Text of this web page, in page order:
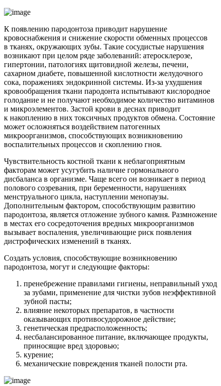
К появлению пародонтоза приводит нарушение
кровоснабжения и снижение скорости обменных процессов
в тканях, окружающих зубы. Такие сосудистые нарушения
возникают при целом ряде заболеваний: атеросклерозе,
гипертонии, патологиях щитовидной железы, печени,
сахарном диабете, повышенной кислотности желудочного
сока, поражениях эндокринной системы. Из-за ухудшения
кровообращения ткани пародонта испытывают кислородное
голодание и не получают необходимое количество витаминов
и микроэлементов. Застой крови в деснах приводит
к накоплению в них токсичных продуктов обмена. Состояние
может осложняться воздействием патогенных
микроорганизмов, способствующих возникновению
воспалительных процессов и скоплению гноя.
Чувствительность костной ткани к неблагоприятным
факторам может усугубить наличие гормонального
дисбаланса в организме. Чаще всего он возникает в период
полового созревания, при беременности, нарушениях
менструального цикла, наступлении менопаузы.
Дополнительным фактором, способствующим развитию
пародонтоза, является отложение зубного камня. Размножение
в местах его сосредоточения вредных микроорганизмов
вызывает воспаления, увеличивающие риск появления
дистрофических изменений в тканях.
Создать условия, способствующие возникновению
пародонтоза, могут и следующие факторы:
пренебрежение правилами гигиены, неправильный уход
за зубами, применение для чистки зубов неэффективной
зубной пасты;
влияние некоторых препаратов, в частности
оказывающих противосудорожное действие;
генетическая предрасположенность;
несбалансированное питание, включающее продукты,
приносящие вред здоровью;
курение;
механические повреждения тканей полости рта.